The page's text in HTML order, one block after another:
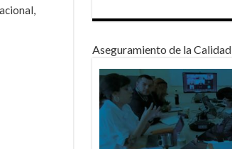
Aseguramiento de la Calidad